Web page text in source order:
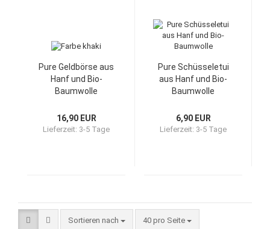
Pure Geldbörse aus
Hanf und Bio-
Baumwolle
16,90 EUR
Lieferzeit: 3-5 Tage
Pure Schüsseletui
aus Hanf und Bio-
Baumwolle
6,90 EUR
Lieferzeit: 3-5 Tage
Sortieren nach 40 pro Seite